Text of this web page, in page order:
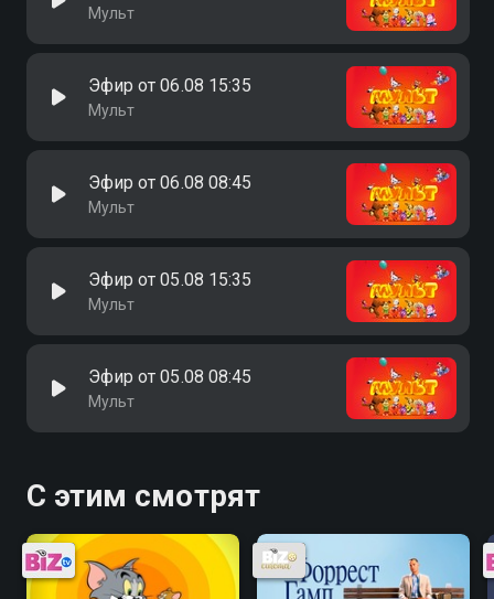
Мульт
Эфир от 06.08 15:35
Мульт
Эфир от 06.08 08:45
Мульт
Эфир от 05.08 15:35
Мульт
Эфир от 05.08 08:45
Мульт
С этим смотрят